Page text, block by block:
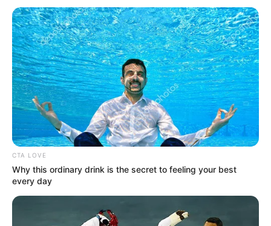
Madonna
© Shutterstock
A Rainha do Pop disse aos fãs para "calarem a boca" depois de
chegar atrasada para um show em Manchester, na Inglaterra.
CTA LOVE
Why this ordinary drink is the secret to feeling your best
every day